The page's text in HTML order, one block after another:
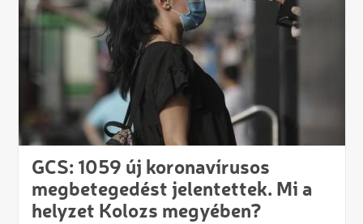
GCS: 1059 új koronavírusos
megbetegedést jelentettek. Mi a
helyzet Kolozs megyében?